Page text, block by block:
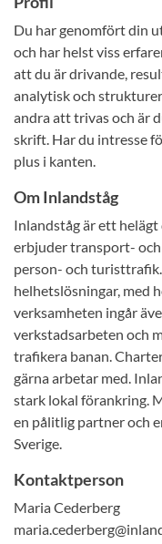
Du har genomfört din
och har helst viss
att du är drivande,
analytisk och
andra att trivas och är
skrift. Har du intresse
plus i kanten.
Om Inlandståg
Inlandståg är ett
erbjuder transport-
person- och
helhetslösningar, med
verksamheten ingår
verkstadsarbeten och
trafikera banan.
gärna arbetar med.
stark lokal förankring.
en pålitlig partner och
Sverige.
Kontaktperson
Maria Cederberg